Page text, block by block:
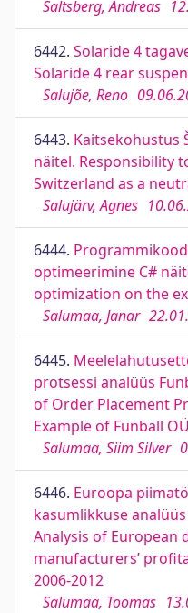
Saltsberg, Andreas
6442. Solaride 4
Solaride 4 rear
Salujõe, Reno
6443. Kaitsekohustus
näitel. Responsibility
Switzerland as a
Salujärv, Agnes
6444.
optimeerimine C#
optimization on the
Salumaa, Janar
6445.
protsessi analüüs
of Order Placement
Example of Funball OÜ
Salumaa, Siim Silver
6446. Euroopa
kasumlikkuse
Analysis of European
manufacturers’
2006-2012
Salumaa, Toomas